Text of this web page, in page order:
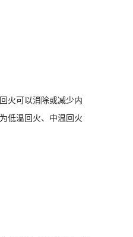
火可以消除或减少内
低温回火、中温回火